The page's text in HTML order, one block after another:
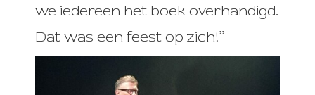
we iedereen het boek overhandigd.
Dat was een feest op zich!”